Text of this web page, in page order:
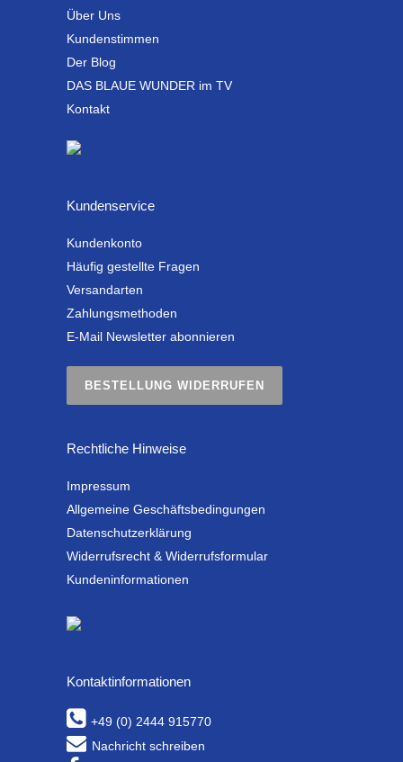
Über Uns
Kundenstimmen
Der Blog
DAS BLAUE WUNDER im TV
Kontakt
Kundenservice
Kundenkonto
Häufig gestellte Fragen
Versandarten
Zahlungsmethoden
E-Mail Newsletter abonnieren
BESTELLUNG WIDERRUFEN
Rechtliche Hinweise
Impressum
Allgemeine Geschäftsbedingungen
Datenschutzerklärung
Widerrufsrecht & Widerrufsformular
Kundeninformationen
Kontaktinformationen
+49 (0) 2444 915770
Nachricht schreiben